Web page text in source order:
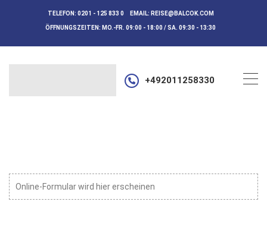
TELEFON: 0201 - 125 833 0 EMAIL: REISE@BALCOK.COM
ÖFFNUNGSZEITEN: MO.-FR. 09:00 - 18:00 / SA. 09:30 - 13:30
+492011258330
Online-Formular wird hier erscheinen